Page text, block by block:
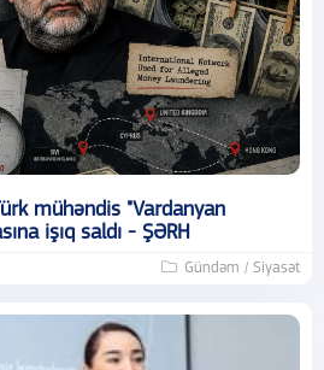
mühəndis "Vardanyan
işıq saldı - ŞƏRH
Gündəm / Siyasət